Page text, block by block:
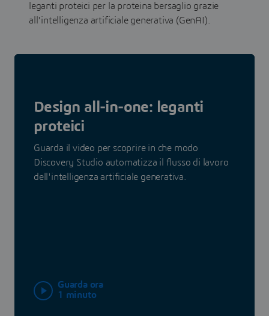
leganti proteici per la proteina bersaglio grazie
all'intelligenza artificiale generativa (GenAI).
Design all-in-one: leganti
proteici
Guarda il video per scoprire in che modo
Discovery Studio automatizza il flusso di lavoro
dell'intelligenza artificiale generativa.
Guarda ora
1 minuto